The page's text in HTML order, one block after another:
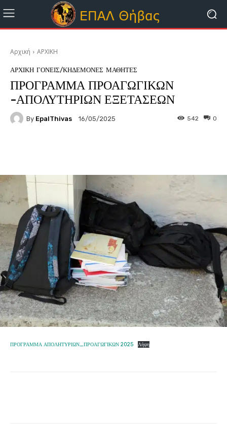
Αρχική ΑΡΧΙΚΗ
ΑΡΧΙΚΗ ΓΟΝΕΊΣ/ΚΗΔΕΜΌΝΕΣ ΜΑΘΗΤΈΣ
ΠΡΟΓΡΑΜΜΑ ΠΡΟΑΓΩΓΙΚΩΝ
-ΑΠΟΛΥΤΗΡΙΩΝ ΕΞΕΤΑΣΕΩΝ
By EpalThivas 16/05/2025 0
542
ΠΡΟΓΡΑΜΜΑ ΑΠΟΛΗΤΥΡΙΩΝ_ΠΡΟΑΓΩΓΙΚΩΝ 2025 Λήψη